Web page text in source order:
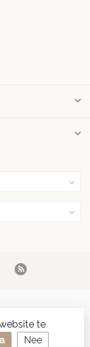
by Lightspeed
te
Nee